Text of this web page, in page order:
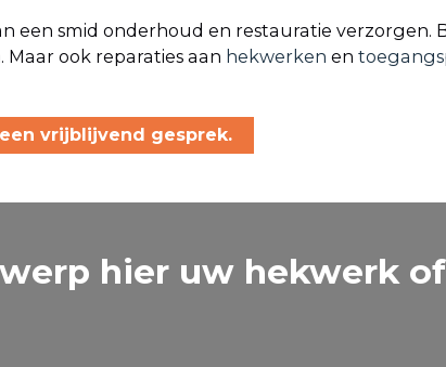
een smid onderhoud en restauratie
ook reparaties aan hekwerken en
vrijblijvend gesprek.
hier uw hekwerk